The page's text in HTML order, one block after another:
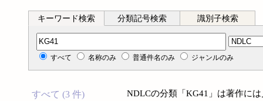
キーワード検索 分類記号検索 識別子検索
分類記号検索
すべて 名称のみ 普通件名のみ ジャンルのみ
すべて (3 件)
NDLCの分類「KG41」は著作に